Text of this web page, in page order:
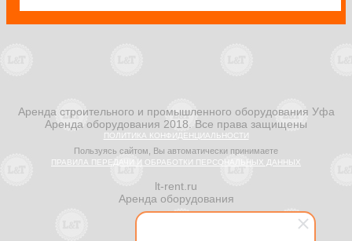
Аренда строительного и промышленного оборудования Уфа
Аренда оборудования 2018. Все права защищены
ПОЛИТИКА КОНФИДЕНЦИАЛЬНОСТИ
Пользуясь сайтом, Вы автоматически принимаете
ПРАВИЛА ПЕРЕДАЧИ И ОБРАБОТКИ ПЕРСОНАЛЬНЫХ ДАННЫХ
lt-rent.ru
Аренда оборудования